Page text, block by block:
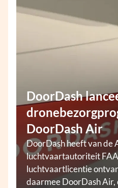
DoorDash
DoorDash Air
DoorDash heeft van de
luchtvaartautoriteit
luchtvaartlicentie
daarmee DoorDash